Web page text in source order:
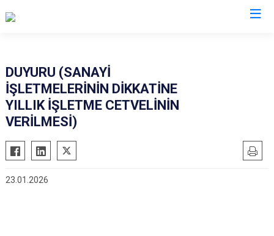
Ayvacık
Bayramiç
Bozcaada
Ezine
DUYURU (SANAYİ
İŞLETMELERİNİN DİKKATİNE
YILLIK İŞLETME CETVELİNİN
VERİLMESİ)
23.01.2026